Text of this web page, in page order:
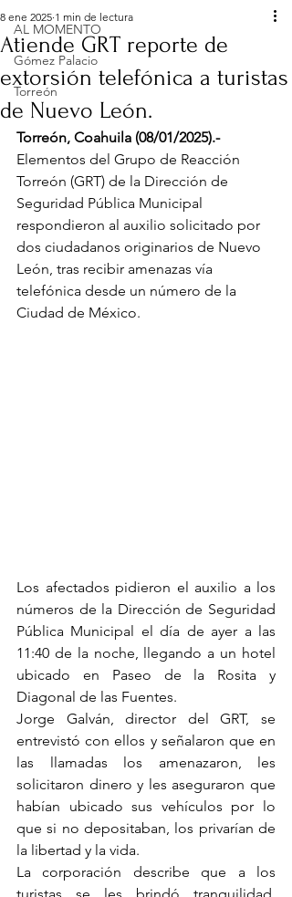
AL MOMENTO
Gómez Palacio
Torreón
Atiende GRT reporte de
extorsión telefónica a turistas
de Nuevo León.
8 ene 2025 1 min de lectura
Torreón, Coahuila (08/01/2025).-
Elementos del Grupo de Reacción
Torreón (GRT) de la Dirección de
Seguridad Pública Municipal
respondieron al auxilio solicitado por
dos ciudadanos originarios de Nuevo
León, tras recibir amenazas vía
telefónica desde un número de la
Ciudad de México.
Los afectados pidieron el auxilio a los
números de la Dirección de Seguridad
Pública Municipal el día de ayer a las
11:40 de la noche, llegando a un hotel
ubicado en Paseo de la Rosita y
Diagonal de las Fuentes.
Jorge Galván, director del GRT, se
entrevistó con ellos y señalaron que en
las llamadas los amenazaron, les
solicitaron dinero y les aseguraron que
habían ubicado sus vehículos por lo
que si no depositaban, los privarían de
la libertad y la vida.
La corporación describe que a los